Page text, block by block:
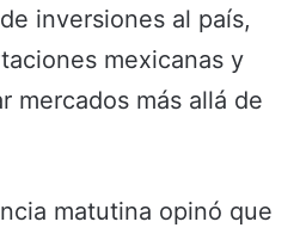
inversiones al país,
mexicanas y
mercados más allá de
matutina opinó que